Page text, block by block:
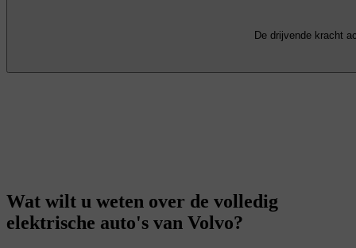
De drijvende kracht
Wat wilt u weten over de volledig
elektrische auto's van Volvo?